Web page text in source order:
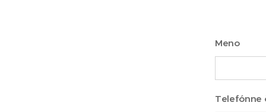
Meno
Telefónne